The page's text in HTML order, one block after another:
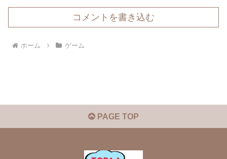
コメントを書き込む
ホーム ゲーム
PAGE TOP